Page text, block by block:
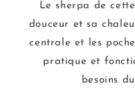
Le sherpa de
douceur et sa
centrale et les
pratique et
besoins